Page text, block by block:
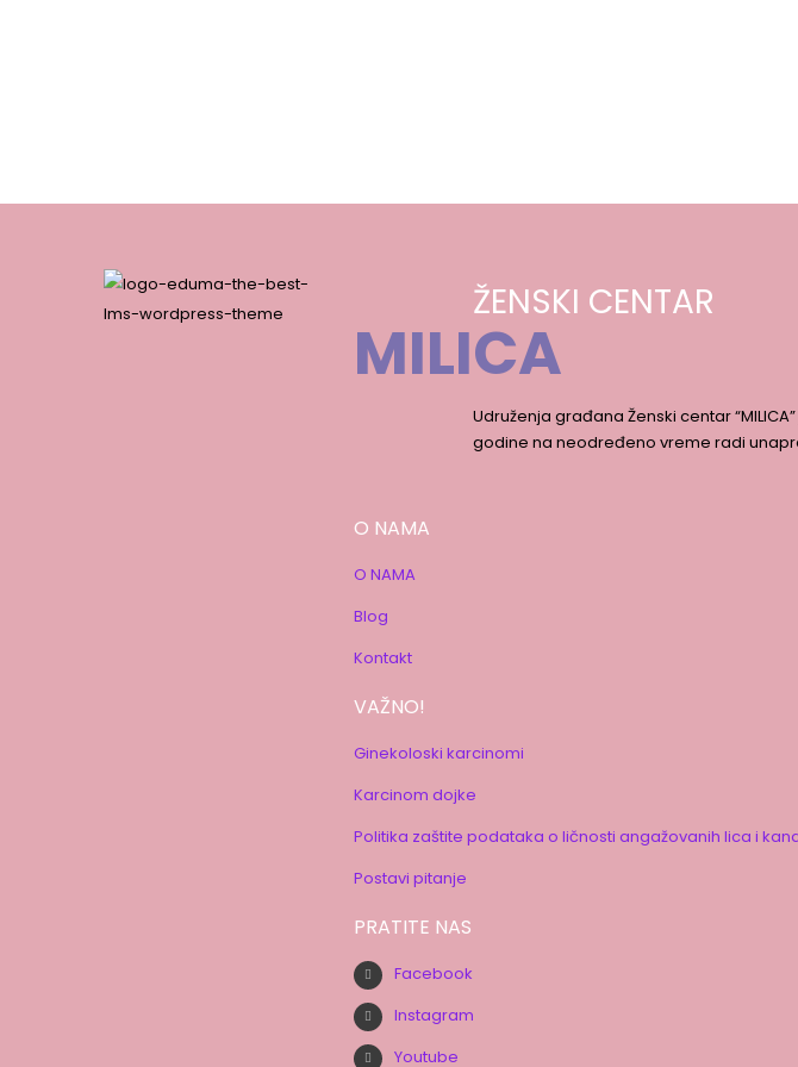
ŽENSKI CENTAR
MILICA
Udruženja građana Ženski centar
godine na neodređeno vreme radi
O NAMA
O NAMA
Blog
Kontakt
VAŽNO!
Ginekoloski karcinomi
Karcinom dojke
Politika zaštite podataka o ličnosti angažovanih lica i
Postavi pitanje
PRATITE NAS
Facebook
Instagram
Youtube